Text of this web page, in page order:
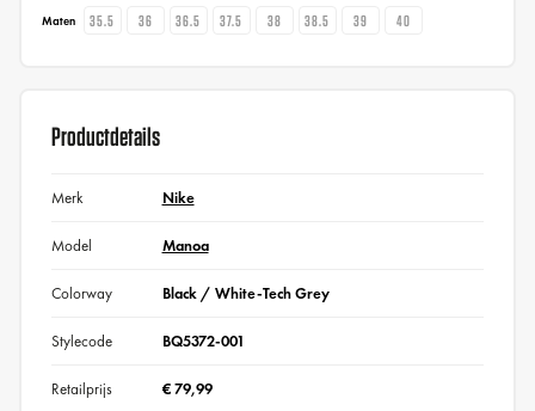
Maten 35.5 36 36.5 37.5 38 38.5 39 40
Productdetails
Merk Nike
Model Manoa
Colorway Black / White-Tech Grey
Stylecode BQ5372-001
Retailprijs € 79,99